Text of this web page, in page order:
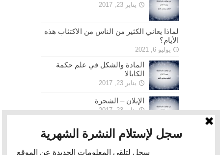
يناير 23, 2017
لماذا يعاني الكثير من الناس من الاكتئاب هذه
الأيام؟
يوليو 6, 2021
المادة والشكل في علم حكمة
الكابالا
يناير 23, 2017
الإيلان – الشجرة
يناير 23, 2017
الحرية